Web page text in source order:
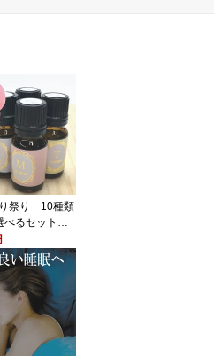
祭り 10種類
べるセット
ル エッセンシ